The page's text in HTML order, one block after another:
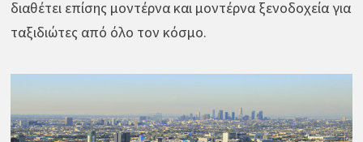
διαθέτει επίσης μοντέρνα και μοντέρνα ξενοδοχεία για
ταξιδιώτες από όλο τον κόσμο.